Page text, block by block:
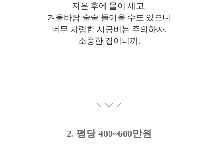
지은 후에 물이 새고,
겨울바람 술술 들어올 수도 있으니
너무 저렴한 시공비는 주의하자.
소중한 집이니까.
2. 평당 400~600만원